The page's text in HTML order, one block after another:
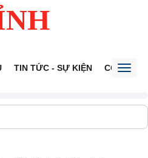
TIN TỨC - SỰ KIỆN CỔNG